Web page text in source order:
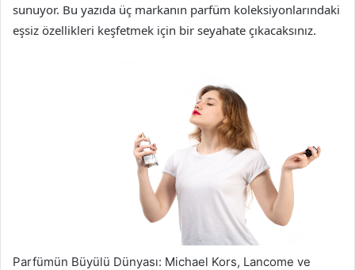
sunuyor. Bu yazıda üç markanın parfüm koleksiyonlarındaki
eşsiz özellikleri keşfetmek için bir seyahate çıkacaksınız.
Parfümün Büyülü Dünyası: Michael Kors, Lancome ve